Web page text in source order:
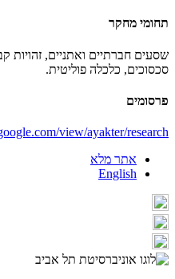
תחומי מחקר
שסעים חברתיים ואתניים, זהויות
סכסוכים, כלכלה פוליטית.
פרסומים
view/ayakter/research
אתר מלא
English